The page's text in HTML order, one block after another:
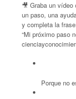
🎥 Graba un vídeo
un paso, una
y completa la
“Mi próximo paso
Porque no